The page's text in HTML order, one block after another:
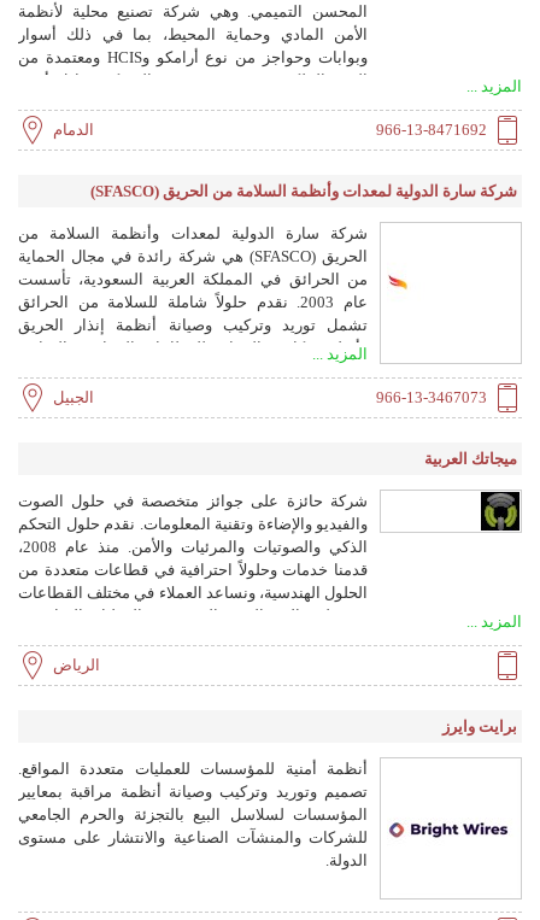
المحسن التميمي. وهي شركة تصنيع محلية لأنظمة
الأمن المادي وحماية المحيط، بما في ذلك أسوار
وبوابات وحواجز من نوع أرامكو وHCIS ومعتمدة من
الهيئة الملكية (ASTM M50P1). الشركة مقاول أمني
أنظمة الأمان المتكاملة، وبيع أنظمة الأمن بالجملة
والتجزئة.
المزيد ...
966-13-8471692 الدمام
شركة سارة الدولية لمعدات وأنظمة السلامة من الحريق (SFASCO)
شركة سارة الدولية لمعدات وأنظمة السلامة من
الحريق (SFASCO) هي شركة رائدة في مجال الحماية
من الحرائق في المملكة العربية السعودية، تأسست
عام 2003. نقدم حلولاً شاملة للسلامة من الحرائق
تشمل توريد وتركيب وصيانة أنظمة إنذار الحريق
وأنظمة مكافحة الحرائق للقطاعات الصناعية والتجارية
المزيد ...
966-13-3467073 الجبيل
ميجاتك العربية
شركة حائزة على جوائز متخصصة في حلول الصوت
والفيديو والإضاءة وتقنية المعلومات. نقدم حلول التحكم
الذكي والصوتيات والمرئيات والأمن. منذ عام 2008،
قدمنا خدمات وحلولاً احترافية في قطاعات متعددة من
الحلول الهندسية، ونساعد العملاء في مختلف القطاعات
من تطوير البنية التحتية إلى تحسين العمليات التجارية.
المزيد ...
الرياض
برايت وايرز
أنظمة أمنية للمؤسسات للعمليات متعددة المواقع.
تصميم وتوريد وتركيب وصيانة أنظمة مراقبة بمعايير
المؤسسات لسلاسل البيع بالتجزئة والحرم الجامعي
للشركات والمنشآت الصناعية والانتشار على مستوى
الدولة.